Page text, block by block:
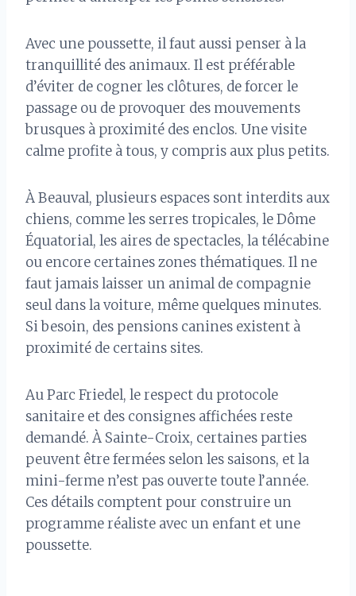
Avec une poussette, il faut aussi penser à la
tranquillité des animaux. Il est préférable
d’éviter de cogner les clôtures, de forcer le
passage ou de provoquer des mouvements
brusques à proximité des enclos. Une visite
calme profite à tous, y compris aux plus petits.
À Beauval, plusieurs espaces sont interdits aux
chiens, comme les serres tropicales, le Dôme
Équatorial, les aires de spectacles, la télécabine
ou encore certaines zones thématiques. Il ne
faut jamais laisser un animal de compagnie
seul dans la voiture, même quelques minutes.
Si besoin, des pensions canines existent à
proximité de certains sites.
Au Parc Friedel, le respect du protocole
sanitaire et des consignes affichées reste
demandé. À Sainte-Croix, certaines parties
peuvent être fermées selon les saisons, et la
mini-ferme n’est pas ouverte toute l’année.
Ces détails comptent pour construire un
programme réaliste avec un enfant et une
poussette.